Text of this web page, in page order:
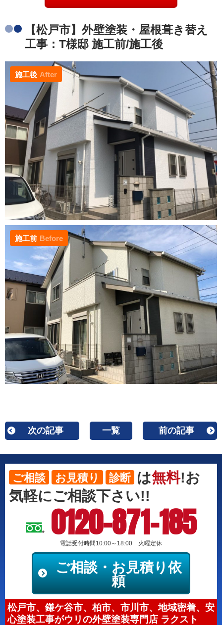
【松戸市】外壁塗装・屋根葺き替え
工事：T様邸 施工前/施工後
施工後 After
施工前 Before
次の記事 一覧 前の記事
ご相談 お見積り 診断 は無料!お
気軽にご相談下さい!!
0120-871-185
電話受付時間10:00～18:00 火曜定休
ご相談・お見積り依
頼
松戸市、鎌ケ谷市、柏市、市川市、地域密着、安
心塗装工事がウリの外壁塗装専門店 ラクスト